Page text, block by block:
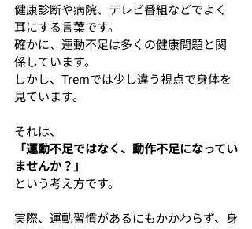
健康診断や病院、テレビ番組などでよく
耳にする言葉です。
確かに、運動不足は多くの健康問題と関
係しています。
しかし、Tremでは少し違う視点で身体を
見ています。
それは、
「運動不足ではなく、動作不足になってい
ませんか？」
という考え方です。
実際、運動習慣があるにもかかわらず、身